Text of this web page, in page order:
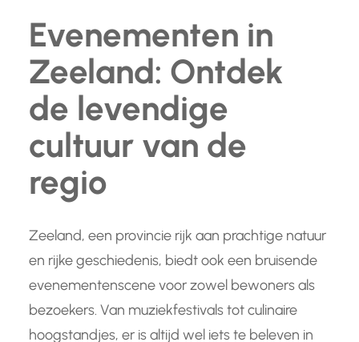
Evenementen in
Zeeland: Ontdek
de levendige
cultuur van de
regio
Zeeland, een provincie rijk aan prachtige natuur
en rijke geschiedenis, biedt ook een bruisende
evenementenscene voor zowel bewoners als
bezoekers. Van muziekfestivals tot culinaire
hoogstandjes, er is altijd wel iets te beleven in